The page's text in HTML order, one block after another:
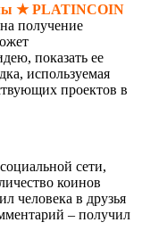
★ PLATINCOIN
получение
показать ее
используемая
проектов в
сети,
коинов
человека в друзья
– получил